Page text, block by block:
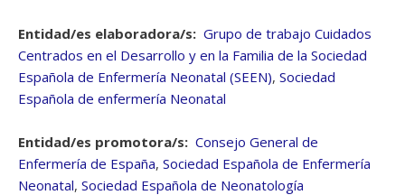
Entidad/es elaboradora/s: Grupo de trabajo Cuidados
Centrados en el Desarrollo y en la Familia de la Sociedad
Española de Enfermería Neonatal (SEEN), Sociedad
Española de enfermería Neonatal
Entidad/es promotora/s: Consejo General de
Enfermería de España, Sociedad Española de Enfermería
Neonatal, Sociedad Española de Neonatología